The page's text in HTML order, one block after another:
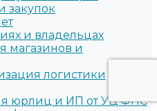
закупок
и владельцах
магазинов и
логистики
юрлиц и ИП от УЦ ФНС